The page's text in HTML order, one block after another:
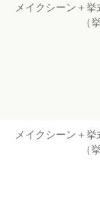
メイクシーン＋
（
メイクシーン＋
（